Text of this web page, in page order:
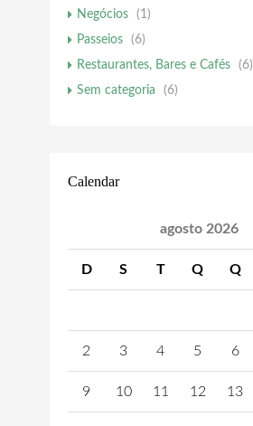
Negócios
(1)
Passeios
(6)
Restaurantes, Bares e Cafés
(6)
Sem categoria
(6)
Calendar
agosto 2026
D S T Q Q
2 3 4 5 6
9 10 11 12 13